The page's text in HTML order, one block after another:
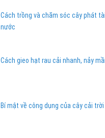
Cách trồng và chăm sóc cây phát
nước
Cách gieo hạt rau cải nhanh, nảy
Bí mật về công dụng của cây cải trời